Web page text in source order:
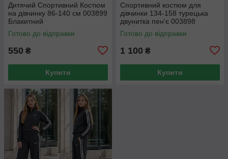
Дитячий Спортивний Костюм
на дівчинку 86-140 см 003899
Блакитний
Готово до відправки
550 ₴
Купити
Спортивний костюм для
дівчинки 134-158 турецька
двунитка пен'є 003898
Готово до відправки
1 100 ₴
Купити